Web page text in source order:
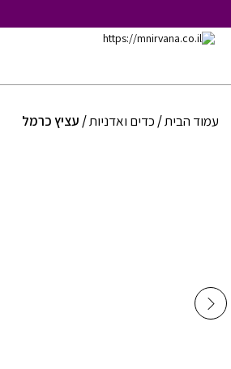
Content
עמוד הבית/ כדים ואדניות/ עציץ כרמל